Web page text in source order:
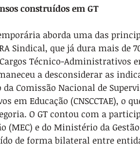
construídos em GT
aborda uma das
Sindical, que já dura mais de
Técnico-Administrativos
a desconsiderar as
Comissão Nacional de
em Educação (CNSCCTAE), o
O GT contou com a
(MEC) e do Ministério da
de forma bilateral entre